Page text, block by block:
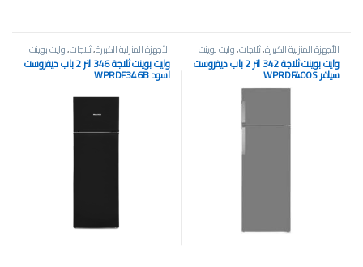
الأجهزة المنزلية الكبيرة,ثلاجات,وايت بوينت
وايت بوينت ثلاجة 342 لتر 2 باب ديفروست
سيلفر WPRDF400S
الأجهزة المنزلية الكبيرة,ثلاجات,وايت بوينت
وايت بوينت ثلاجة 346 لتر 2 باب ديفروست
اسود WPRDF346B